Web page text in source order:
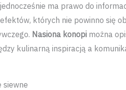
ma prawo do
których nie powinno się
Nasiona konopimożna
kulinarną inspiracją a
siewne